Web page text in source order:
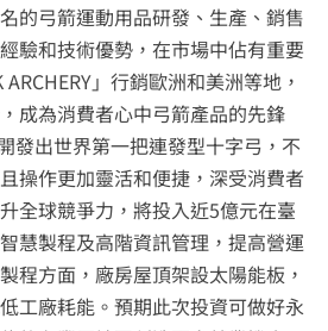
的弓箭運動用品研發、生產、銷售
驗和技術優勢，在市場中佔有重要
」行銷歐洲和美洲等地，
成為消費者心中弓箭產品的先鋒
發出世界第一把連發型十字弓，不
操作更加靈活和便捷，深受消費者
全球競爭力，將投入近5億元在臺
慧製程及高階資訊管理，提高營運
程方面，廠房屋頂架設太陽能板，
工廠耗能。預期此次投資可做好永